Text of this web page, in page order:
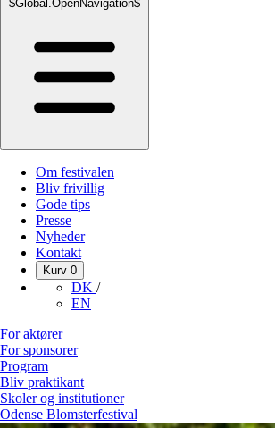
$Global.OpenNavigation$
Om festivalen
Bliv frivillig
Gode tips
Presse
Nyheder
Kontakt
Kurv 0
DK /
EN
For aktører
For sponsorer
Program
Bliv praktikant
Skoler og institutioner
Odense Blomsterfestival